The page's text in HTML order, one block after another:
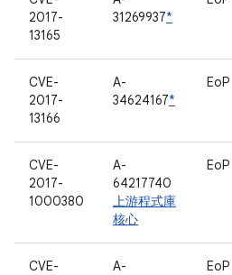
2017-
13165
31269937*
CVE-
2017-
13166
A-
34624167*
EoP
CVE-
2017-
1000380
A-
64217740
上游程式庫
核心
EoP
CVE-
A-
EoP